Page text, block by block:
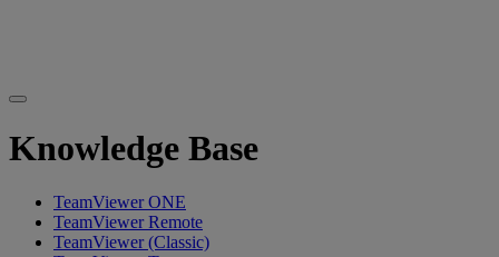
Knowledge Base
TeamViewer ONE
TeamViewer Remote
TeamViewer (Classic)